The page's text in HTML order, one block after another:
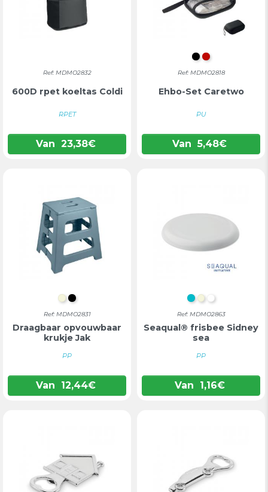
Ref: MDMO2832
600D rpet koeltas Coldi
RPET
Van 23,38€
ZWART
ROOD
Ref: MDMO2818
Ehbo-Set Caretwo
PU
Van 5,48€
BEIGE
ZWART
Ref: MDMO2831
Draagbaar opvouwbaar
krukje Jak
PP
Van 12,44€
TURKOOIS
BEIGE
WIT
Ref: MDMO2863
Seaqual® frisbee Sidney
sea
PP
Van 1,16€